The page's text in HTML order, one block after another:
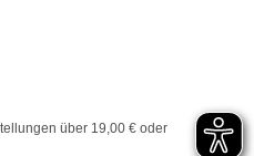
über 19,00 € oder